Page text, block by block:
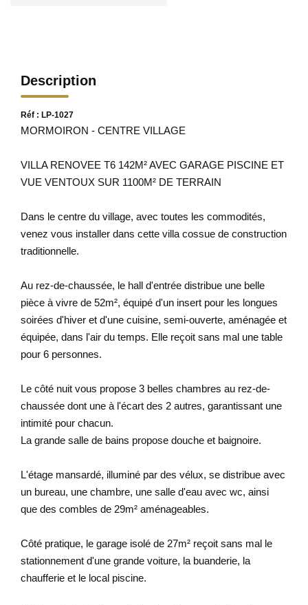
Description
Réf : LP-1027
MORMOIRON - CENTRE VILLAGE
VILLA RENOVEE T6 142M² AVEC GARAGE PISCINE ET
VUE VENTOUX SUR 1100M² DE TERRAIN
Dans le centre du village, avec toutes les commodités,
venez vous installer dans cette villa cossue de construction
traditionnelle.
Au rez-de-chaussée, le hall d'entrée distribue une belle
pièce à vivre de 52m², équipé d'un insert pour les longues
soirées d'hiver et d'une cuisine, semi-ouverte, aménagée et
équipée, dans l'air du temps. Elle reçoit sans mal une table
pour 6 personnes.
Le côté nuit vous propose 3 belles chambres au rez-de-
chaussée dont une à l'écart des 2 autres, garantissant une
intimité pour chacun.
La grande salle de bains propose douche et baignoire.
L'étage mansardé, illuminé par des vélux, se distribue avec
un bureau, une chambre, une salle d'eau avec wc, ainsi
que des combles de 29m² aménageables.
Côté pratique, le garage isolé de 27m² reçoit sans mal le
stationnement d'une grande voiture, la buanderie, la
chaufferie et le local piscine.